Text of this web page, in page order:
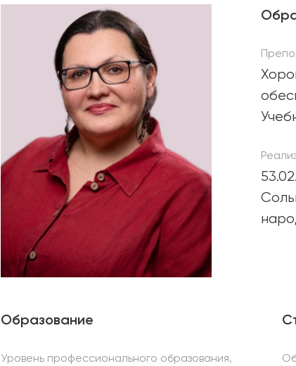
абитуриентам
образовательные услуги
абитуриента
о приемной кампании
года
приемной комиссии
Образование
Уровень профессионального образования,